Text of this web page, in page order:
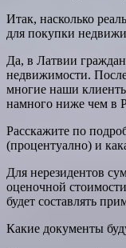
Итак, насколько
для покупки
Да, в Латвии
недвижимости.
многие наши
намного ниже чем в
Расскажите по
(процентуално) и
Для нерезидентов
оценочной
будет составлять
Какие документы